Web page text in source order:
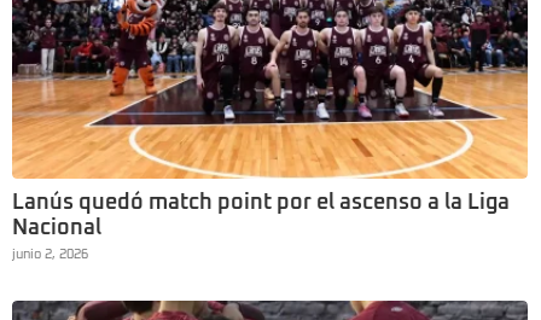
Lanús quedó match point por el ascenso a la Liga
Nacional
junio 2, 2026